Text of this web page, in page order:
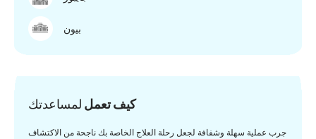
بيون
كيف تعمل لمساعدتك
جرب عملية سهلة وشفافة لجعل رحلة العلاج الخاصة بك ناجحة من الاكتشاف